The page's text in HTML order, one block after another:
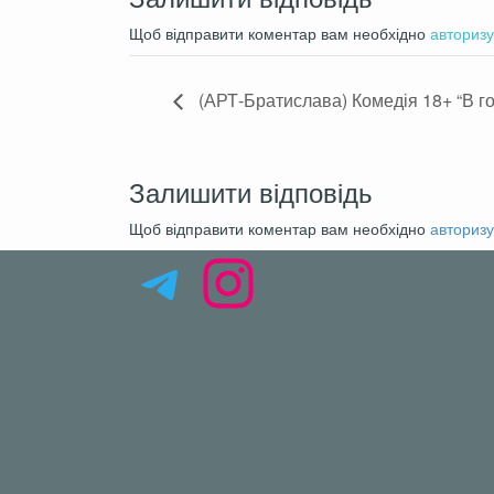
Щоб відправити коментар вам необхідно
(АРТ-Братислава) Комедія 18+ “В
Залишити відповідь
Щоб відправити коментар вам необхідно
Telegram
Instagram